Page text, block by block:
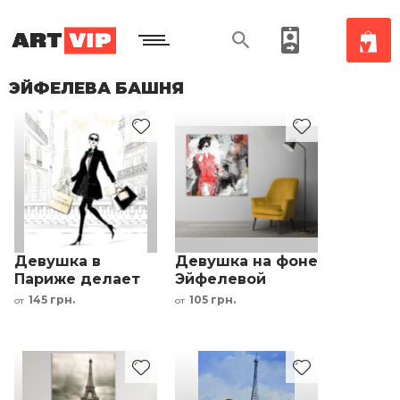
ЭЙФЕЛЕВА БАШНЯ
Девушка в
Париже делает
покупки
от 145 грн.
Девушка на фоне
Эйфелевой
башни
от 105 грн.